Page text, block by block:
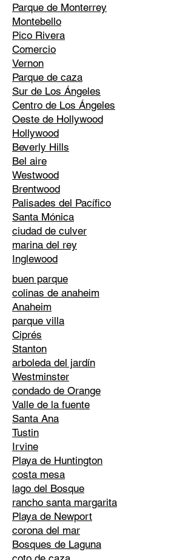
Parque de Monterrey
Montebello
Pico Rivera
Comercio
Vernon
Parque de caza
Sur de Los Ángeles
Centro de Los Ángeles
Oeste de Hollywood
Hollywood
Beverly Hills
Bel aire
Westwood
Brentwood
Palisades del Pacífico
Santa Mónica
ciudad de culver
marina del rey
Inglewood
buen parque
colinas de anaheim
Anaheim
parque villa
Ciprés
Stanton
arboleda del jardín
Westminster
condado de Orange
Valle de la fuente
Santa Ana
Tustin
Irvine
Playa de Huntington
costa mesa
lago del Bosque
rancho santa margarita
Playa de Newport
corona del mar
Bosques de Laguna